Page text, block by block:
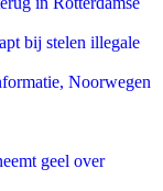
bij stelen illegale
Noorwegen
geel over